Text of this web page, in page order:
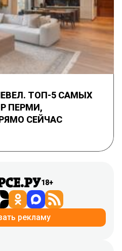
ТОП-5 САМЫХ
ПЕРМИ,
СЕЙЧАС
18+
рекламу